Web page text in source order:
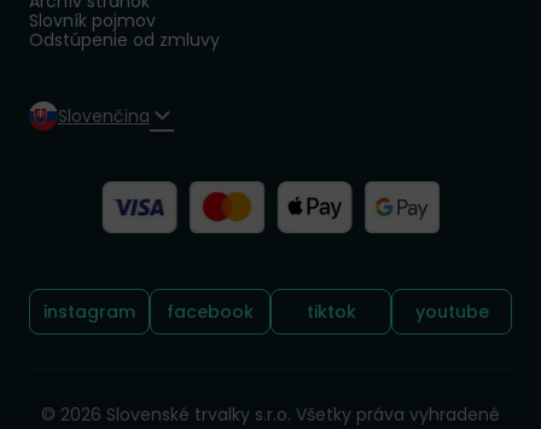
Slovník pojmov
Odstúpenie od zmluvy
Slovenčina
Sledujte nás:
instagram facebook tiktok youtube
© 2026 Slovenské trvalky s.r.o. Všetky práva vyhradené